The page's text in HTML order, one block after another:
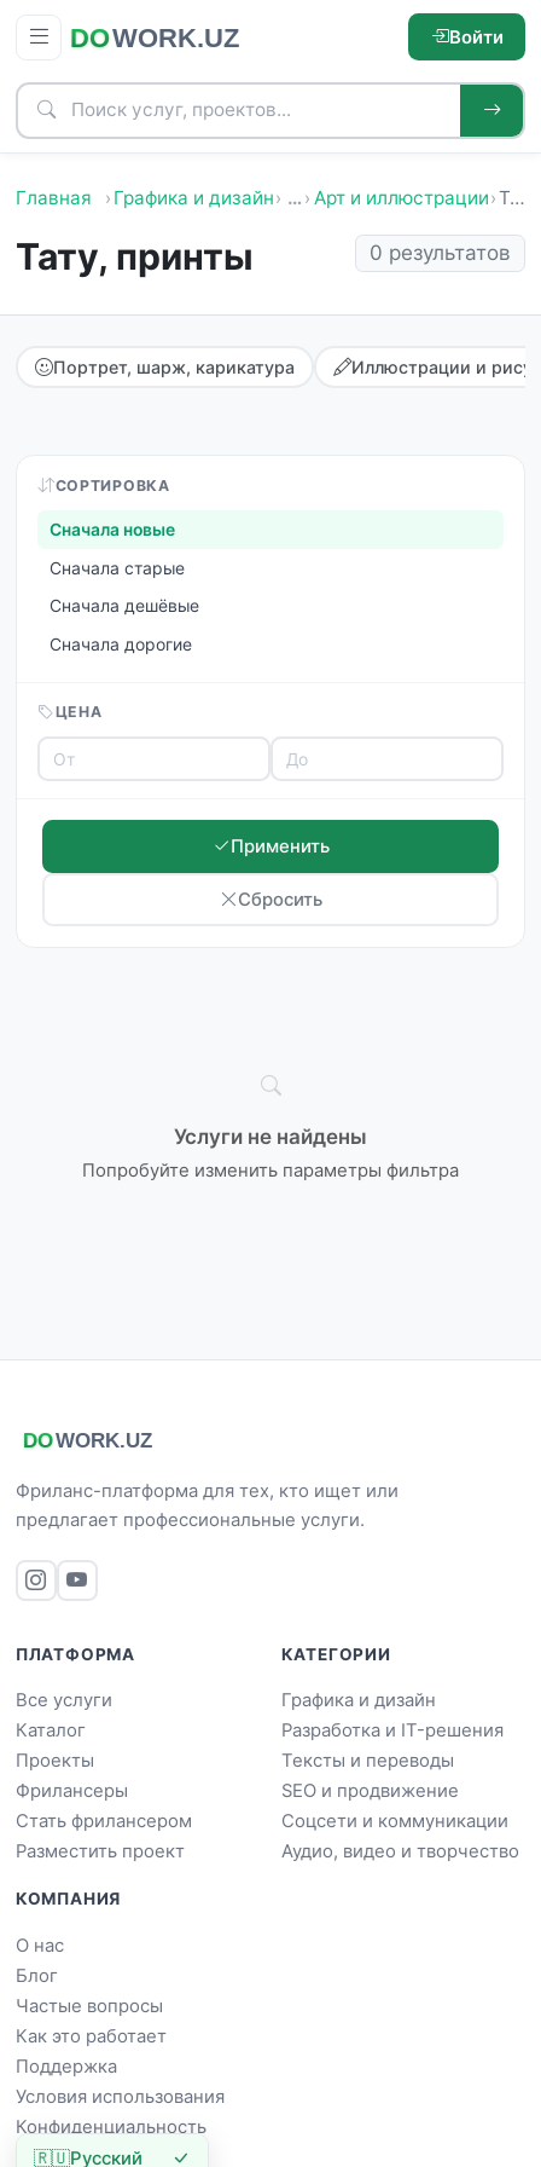
Войти
Главная Графика и дизайн … Арт и иллюстрации Тату, принты
Тату, принты 0 результатов
Портрет, шарж, карикатура Иллюстрации и
СОРТИРОВКА
Сначала новые
Сначала старые
Сначала дешёвые
Сначала дорогие
ЦЕНА
Применить
Сбросить
Услуги не найдены
Попробуйте изменить параметры фильтра
Фриланс-платформа для тех, кто ищет или
предлагает профессиональные услуги.
ПЛАТФОРМА
Все услуги
Каталог
Проекты
Фрилансеры
Стать фрилансером
Разместить проект
КАТЕГОРИИ
Графика и дизайн
Разработка и IT-решения
Тексты и переводы
SEO и продвижение
Соцсети и коммуникации
Аудио, видео и творчество
КОМПАНИЯ
О нас
Блог
Частые вопросы
Как это работает
Поддержка
Условия использования
Конфиденциальность
🇷🇺Русский